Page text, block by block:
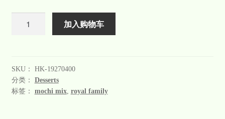
加入购物车
SKU： HK-19270400
分类： Desserts
标签： mochi mix, royal family